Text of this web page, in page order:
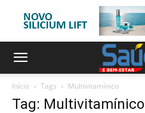
Início Tags Multivitamínico
Tag: Multivitamínico